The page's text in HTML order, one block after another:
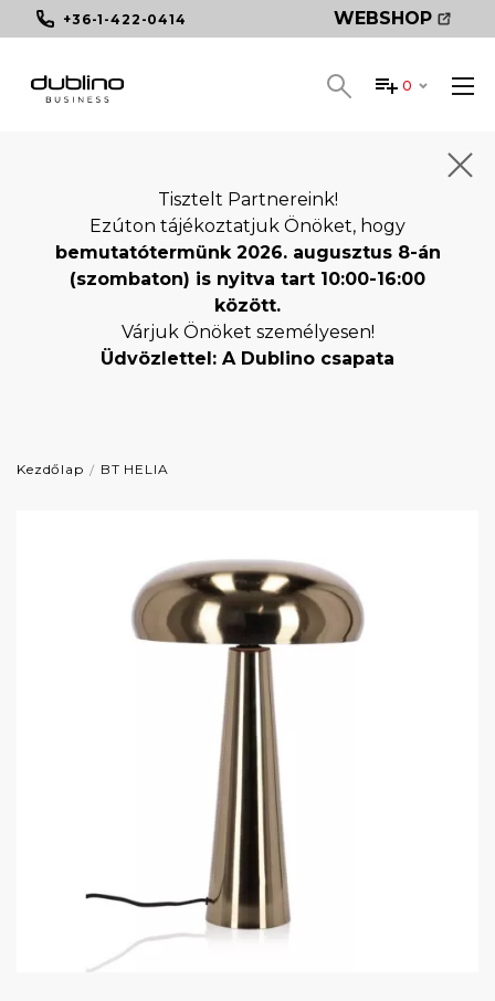
+36-1-422-0414 WEBSHOP
0
Tisztelt Partnereink!
Ezúton tájékoztatjuk Önöket, hogy
bemutatótermünk 2026. augusztus 8-án
(szombaton) is nyitva tart 10:00-16:00
között.
Várjuk Önöket személyesen!
Üdvözlettel: A Dublino csapata
Kezdőlap BT HELIA